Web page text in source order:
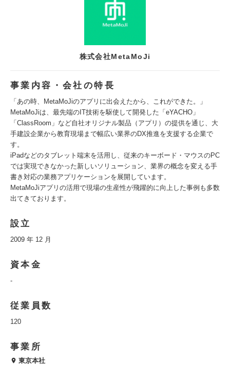
株式会社MetaMoJi
事業内容・会社の特長
「あの時、MetaMoJiのアプリに出会えたから、これができた。」
MetaMoJiは、最先端のIT技術を駆使して開発した「eYACHO」
「ClassRoom」など自社オリジナル製品（アプリ）の提供を通じ、大
手建設企業から教育現場まで幅広い業界のDX推進を支援する企業で
す。
iPadなどのタブレット端末を活用し、従来のキーボード・マウスのPC
では実現できなかった新しいソリューション、業界の概念を変える手
書き対応の業務アプリケーションを展開しています。
MetaMoJiアプリの活用で現場の生産性が飛躍的に向上した事例も多数
出てきております。
設立
2009 年 12 月
資本金
-
従業員数
120
事業所
東京本社